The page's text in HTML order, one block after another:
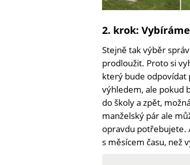
2. krok:
Stejně tak výběr
prodloužit. Proto si
který bude odpovídat
výhledem, ale pokud
do školy a zpět,
manželský pár ale
opravdu potřebujete.
s měsícem času, než